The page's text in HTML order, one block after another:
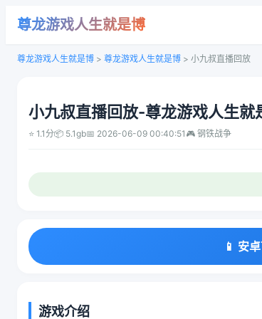
尊龙游戏人生就是博
尊龙游戏人生就是博 > 尊龙游戏人生就是博 > 小九叔直播回放
小九叔直播回放-尊龙游戏人生就
⭐ 1.1分📦 5.1gb📅 2026-06-09 00:40:51 🎮 钢铁战争
📱 安
游戏介绍